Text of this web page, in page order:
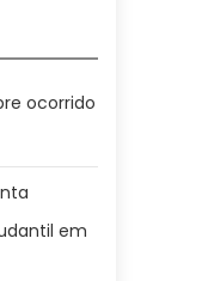
ocorrido
em